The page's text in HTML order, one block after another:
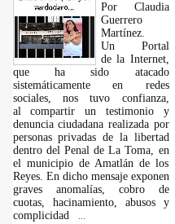
Por Claudia
Guerrero
Martínez.
​Un Portal
de la Internet,
que ha sido atacado
sistemáticamente en redes
sociales, nos tuvo confianza,
al compartir un testimonio y
denuncia ciudadana realizada por
personas privadas de la libertad
dentro del Penal de La Toma, en
el municipio de Amatlán de los
Reyes. En dicho mensaje exponen
graves anomalías, cobro de
cuotas, hacinamiento, abusos y
complicidad